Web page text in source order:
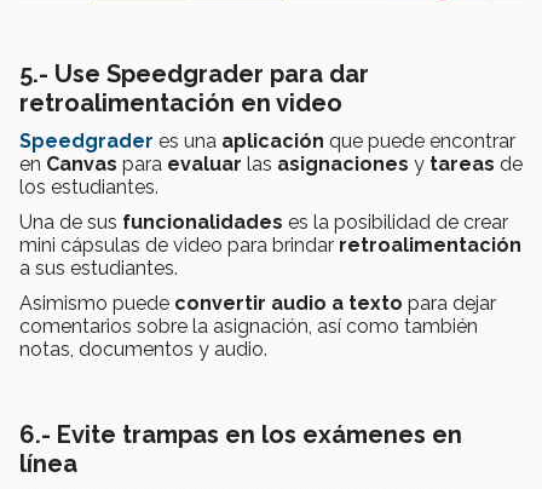
5.- Use Speedgrader para dar
retroalimentación en video
Speedgrader es una aplicación que puede encontrar
en Canvas para evaluar las asignaciones y tareas de
los estudiantes.
Una de sus funcionalidades es la posibilidad de crear
mini cápsulas de video para brindar retroalimentación
a sus estudiantes.
Asimismo puede convertir audio a texto para dejar
comentarios sobre la asignación, así como también
notas, documentos y audio.
6.- Evite trampas en los exámenes en
línea